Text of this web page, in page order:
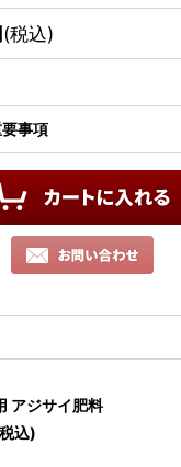
(税込)
事項
アジサイ肥料
込)